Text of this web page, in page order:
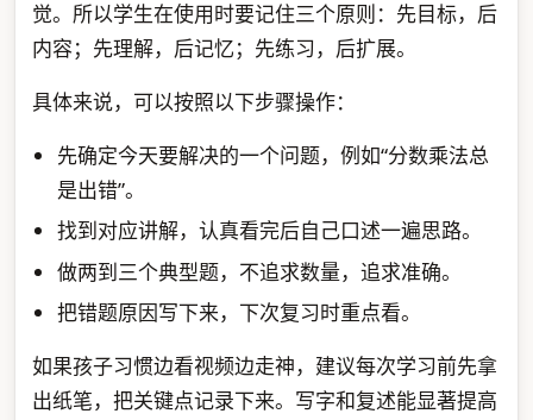
觉。所以学生在使用时要记住三个原则：先目标，后
内容；先理解，后记忆；先练习，后扩展。
具体来说，可以按照以下步骤操作：
先确定今天要解决的一个问题，例如“分数乘法总
是出错”。
找到对应讲解，认真看完后自己口述一遍思路。
做两到三个典型题，不追求数量，追求准确。
把错题原因写下来，下次复习时重点看。
如果孩子习惯边看视频边走神，建议每次学习前先拿
出纸笔，把关键点记录下来。写字和复述能显著提高